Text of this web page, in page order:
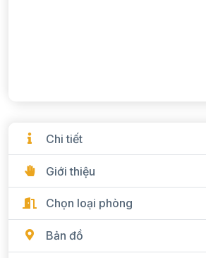
Chi tiết
Giới thiệu
Chọn loại phòng
Bản đồ